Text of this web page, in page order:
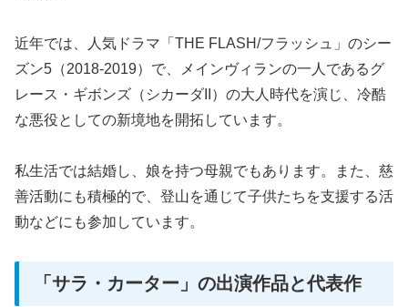
近年では、人気ドラマ「THE FLASH/フラッシュ」のシー
ズン5（2018-2019）で、メインヴィランの一人であるグ
レース・ギボンズ（シカーダII）の大人時代を演じ、冷酷
な悪役としての新境地を開拓しています。
私生活では結婚し、娘を持つ母親でもあります。また、慈
善活動にも積極的で、登山を通じて子供たちを支援する活
動などにも参加しています。
「サラ・カーター」の出演作品と代表作